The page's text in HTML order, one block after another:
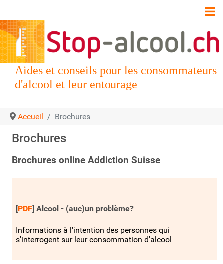
Aides et conseils pour les consommateurs
d'alcool et leur entourage
Accueil Brochures
Brochures
Brochures online Addiction Suisse
[PDF] Alcool - (auc)un problème?
Informations à l'intention des personnes qui
s'interrogent sur leur consommation d'alcool